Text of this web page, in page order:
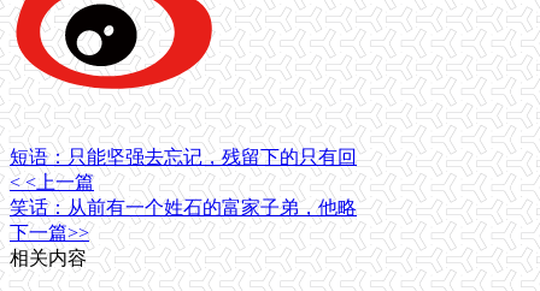
短语：只能坚强去忘记，残留下的只有回
< <上一篇
笑话：从前有一个姓石的富家子弟，他略
下一篇>>
相关内容